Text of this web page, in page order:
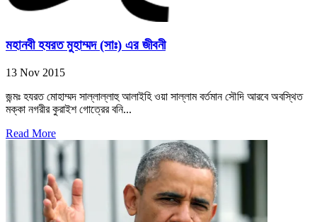
মহানবী হযরত মুহাম্মদ (সাঃ) এর জীবনী
13 Nov 2015
জন্মঃ হযরত মোহাম্মদ সাল্লাল্লাহু আলাইহি ওয়া সাল্লাম বর্তমান সৌদি আরবে অবস্থিত
মক্কা নগরীর কুরাইশ গোত্রের বনি...
Read More